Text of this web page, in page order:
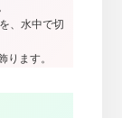
、水中で切
ります。